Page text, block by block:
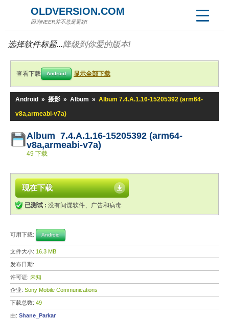
OLDVERSION.COM
因为NEER并不总是更好!
选择软件标题...降级到你爱的版本!
查看下载 Android 显示全部下载
Android » 摄影 » Album » Album 7.4.A.1.16-15205392 (arm64-
v8a,armeabi-v7a)
Album 7.4.A.1.16-15205392 (arm64-
v8a,armeabi-v7a)
49 下载
现在下载
已测试 : 没有间谍软件、广告和病毒
可用下载: Android
文件大小: 16.3 MB
发布日期:
许可证: 未知
企业: Sony Mobile Communications
下载总数: 49
由: Shane_Parkar